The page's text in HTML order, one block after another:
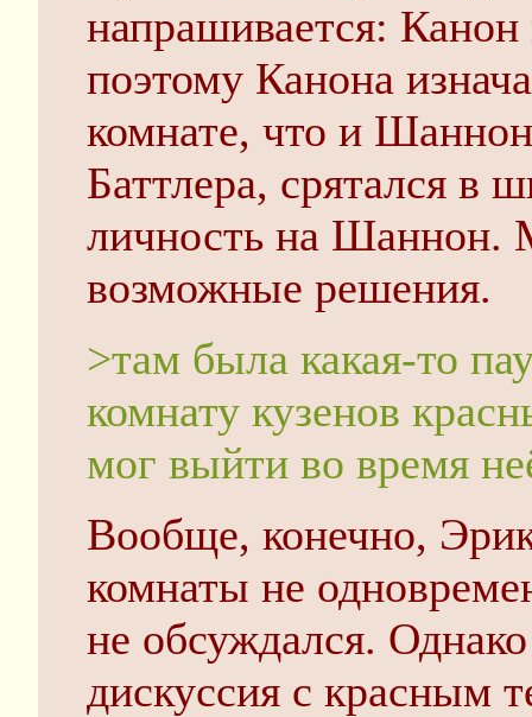
напрашивается:
поэтому Канона
комнате, что и
Баттлера, срятался в
личность на Шаннон.
возможные решения.
>там была какая-то
комнату кузенов
мог выйти во время
Вообще, конечно,
комнаты не
не обсуждался.
дискуссия с красным